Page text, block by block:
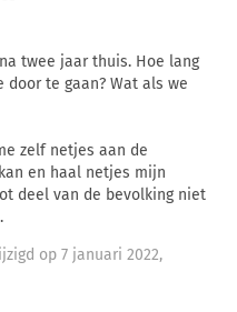
twee jaar thuis. Hoe lang
te gaan? Wat als we
zelf netjes aan de
en haal netjes mijn
deel van de bevolking niet
op 7 januari 2022,